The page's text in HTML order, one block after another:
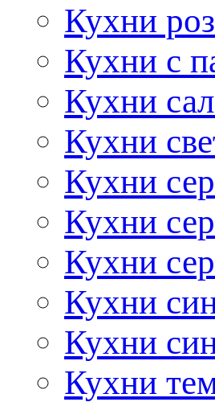
Кухни
Кухни с
Кухни
Кухни
Кухни
Кухни
Кухни
Кухни
Кухни
Кухни